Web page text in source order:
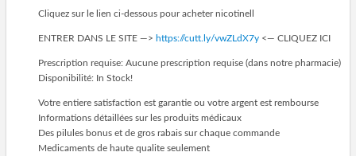
Cliquez sur le lien ci-dessous pour acheter nicotinell
ENTRER DANS LE SITE —> https://cutt.ly/vwZLdX7y <— CLIQUEZ ICI
Prescription requise: Aucune prescription requise (dans notre pharmacie)
Disponibilité: In Stock!
Votre entiere satisfaction est garantie ou votre argent est rembourse
Informations détaillées sur les produits médicaux
Des pilules bonus et de gros rabais sur chaque commande
Medicaments de haute qualite seulement